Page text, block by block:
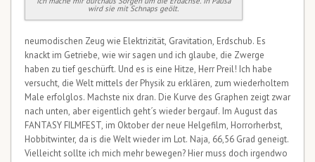
wird sie mit Schnaps geölt.
neumodischen Zeug wie Elektrizität, Gravitation, Erdschub. Es
knackt im Getriebe, wie wir sagen und ich glaube, die Zwerge
haben zu tief geschürft. Und es is eine Hitze, Herr Preil! Ich habe
versucht, die Welt mittels der Physik zu erklären, zum wiederholtem
Male erfolglos. Machste nix dran. Die Kurve des Graphen zeigt zwar
nach unten, aber eigentlich geht´s wieder bergauf. Im August das
FANTASY FILMFEST, im Oktober der neue Helgefilm, Horrorherbst,
Hobbitwinter, da is die Welt wieder im Lot. Naja, 66,56 Grad geneigt.
Vielleicht sollte ich mich mehr bewegen? Hier muss doch irgendwo